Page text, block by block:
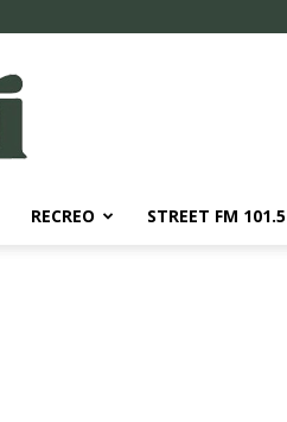
RECREO STREET FM 101.5